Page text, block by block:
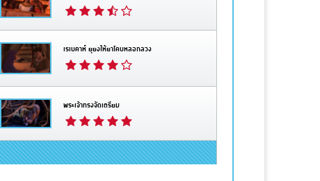
เรเบคาห์ ยุยงให้ยาโคบหลอกลวง
พระเจ้าทรงจัดเตรียม